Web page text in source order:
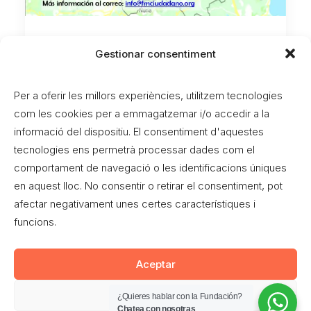
Gestionar consentiment
Per a oferir les millors experiències, utilitzem tecnologies
com les cookies per a emmagatzemar i/o accedir a la
informació del dispositiu. El consentiment d'aquestes
tecnologies ens permetrà processar dades com el
comportament de navegació o les identificacions úniques
en aquest lloc. No consentir o retirar el consentiment, pot
afectar negativament unes certes característiques i
funcions.
Aceptar
Denegar
Viaje por el exilio
Durante el fin de semana de San Vicente
(del 27 de abril al 1 de mayo), desde…
by Fundación Movimiento Ciudadano
© 2026 Movimiento Ciudadano. All rights reserved
¿Quieres hablar con la Fundación?
Chatea con nosotras